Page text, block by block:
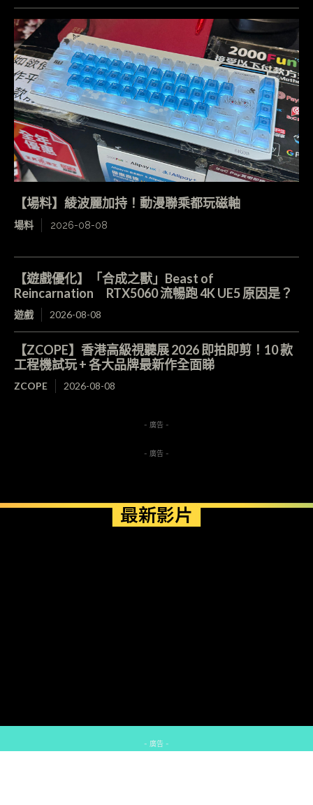
【場料】綾波麗加持！動漫聯乘都玩磁軸
場料 2026-08-08
【遊戲優化】「合成之獸」Beast of
Reincarnation RTX5060 流暢跑 4K UE5 原因是？
遊戲 2026-08-08
【ZCOPE】香港高級視聽展 2026 即拍即剪！10 款
工程機試玩 + 各大品牌最新作全面睇
ZCOPE 2026-08-08
- 廣告 -
- 廣告 -
最新影片
- 廣告 -